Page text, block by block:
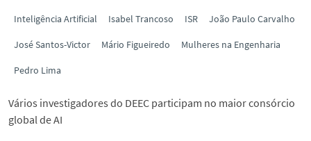
Inteligência Artificial Isabel Trancoso ISR João Paulo Carvalho
José Santos-Victor Mário Figueiredo Mulheres na Engenharia
Pedro Lima
Vários investigadores do DEEC participam no maior consórcio
global de AI